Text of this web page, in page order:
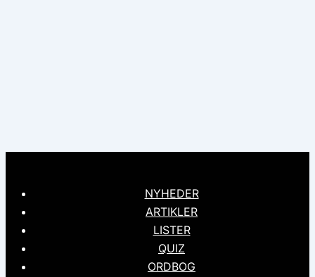
NYHEDER
ARTIKLER
LISTER
QUIZ
ORDBOG